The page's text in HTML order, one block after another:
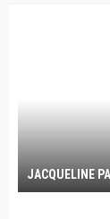
JACQUELINE